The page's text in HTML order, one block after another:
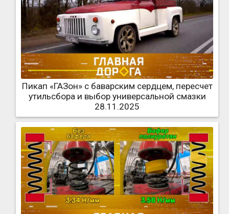
Пикап «ГАЗон» с баварским сердцем, пересчет
утильсбора и выбор универсальной смазки
28.11.2025